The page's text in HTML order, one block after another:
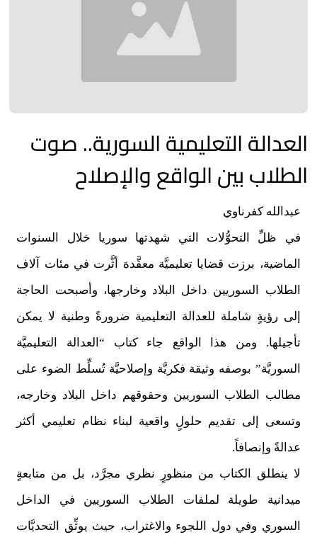
العدالة التعليمية السورية.. صوت
الطلاب بين الواقع والإصلاح
عبدالله كفرناوي
في ظلِّ التحوُّلات التي شهدتها سوريا خلال السنوات
الماضية، برزت قضايا تعليميَّة معقَّدة أثَّرت في مئات آلاف
الطلاب السوريين داخل البلاد وخارجها، وأصبحت الحاجة
إلى رؤيةٍ شاملة للعدالة التعليمية ضرورةً وطنية لا يمكن
تأجيلها. ومن هذا الواقع جاء كتاب “العدالة التعليميَّة
السوريَّة” بوصفه وثيقة فكريَّة وإصلاحيَّة تُسلِّط الضوء على
مطالب الطلاب السوريين وحقوقهم داخل البلاد وخارجه،
وتسعى إلى تقديم حلولٍ واقعية لبناء نظام تعليمي أكثر
عدالةً وإنصافاً.
لا ينطلق الكتاب من منظورٍ نظري مجرَّد، بل من متابعةٍ
ميدانية طويلة لملفات الطلاب السوريين في الداخل
السوري وفي دول اللجوء والاغتراب، حيث يوثِّق التحديَّات